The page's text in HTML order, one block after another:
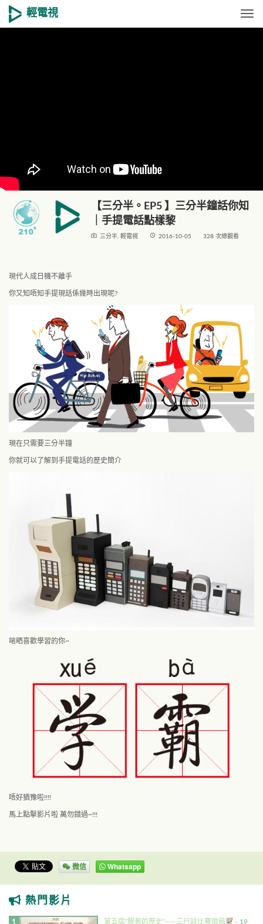
輕電視
【三分半。EP5 】三分半鐘話你知
｜手提電話點樣黎
live_tv 三分半, 輕電視 access_time 2016-10-05 328 次總觀看
現代人成日機不離手
你又知唔知手提現話係幾時出現呢?
現在只需要三分半鐘
你就可以了解到手提電話的歷史簡介
啱晒喜歡學習的你~
唔好猶豫啦!!!!
馬上點擊影片啦 萬勿錯過~!!!
微信 Whatsapp
熱門影片
第五屆”醒著的歷史”——三行詩比賽徵稿
- 19